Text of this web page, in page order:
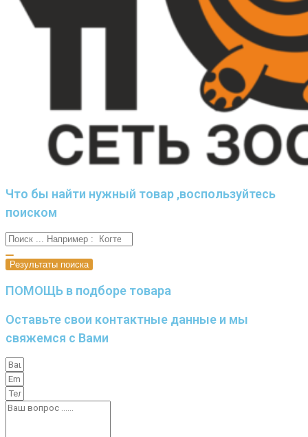
Что бы найти нужный товар ,воспользуйтесь
поиском
Результаты поиска
ПОМОЩЬ в подборе товара
Оставьте свои контактные данные и мы
свяжемся с Вами